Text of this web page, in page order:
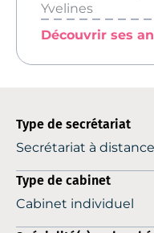
Yvelines
Découvrir ses
Type de secrétariat
Secrétariat à
Type de cabinet
Cabinet individuel